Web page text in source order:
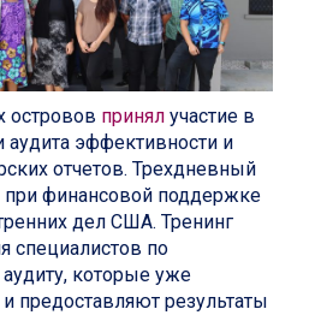
принял участие в
аудита эффективности и
отчетов. Трехдневный
финансовой поддержке
дел США. Тренинг
специалистов по
которые уже
предоставляют результаты